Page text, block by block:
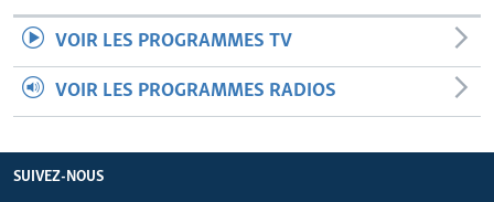
VOIR LES PROGRAMMES TV
VOIR LES PROGRAMMES RADIOS
SUIVEZ-NOUS